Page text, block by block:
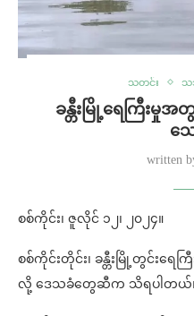
သတင်း သ
ခန္တီးမြို့ရေကြီးမှုအ
သ
written
စစ်ကိုင်း၊ ဇူလိုင် ၁၂၊ ၂၀၂၄။
စစ်ကိုင်းတိုင်း၊ ခန္တီးမြို့တွင်းရေ
လို့ ဒေသခံတွေဆီက သိရပါတယ်